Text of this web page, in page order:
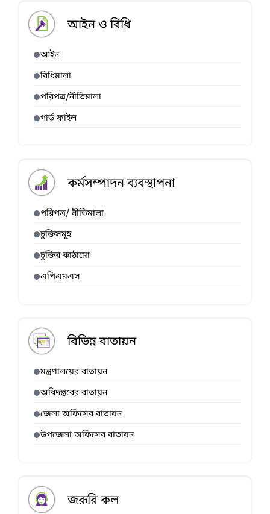
আইন ও বিধি
আইন
বিধিমালা
পরিপত্র/নীতিমালা
গার্ড ফাইল
কর্মসম্পাদন ব্যবস্থাপনা
পরিপত্র/ নীতিমালা
চুক্তিসমূহ
চুক্তির কাঠামো
এপিএমএস
বিভিন্ন বাতায়ন
মন্ত্রণালয়ের বাতায়ন
অধিদপ্তরের বাতায়ন
জেলা অফিসের বাতায়ন
উপজেলা অফিসের বাতায়ন
জরূরি কল